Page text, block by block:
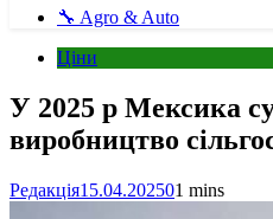
🔧 Agro & Auto
Ціни
У 2025 р Мексика
виробництво
Редакція15.04.202501 mins